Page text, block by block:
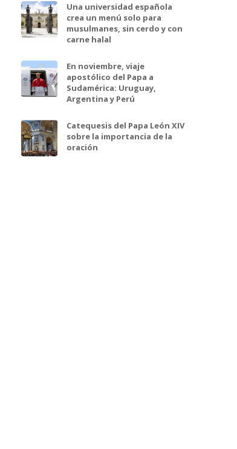
Una universidad española
crea un menú solo para
musulmanes, sin cerdo y con
carne halal
En noviembre, viaje
apostólico del Papa a
Sudamérica: Uruguay,
Argentina y Perú
Catequesis del Papa León XIV
sobre la importancia de la
oración